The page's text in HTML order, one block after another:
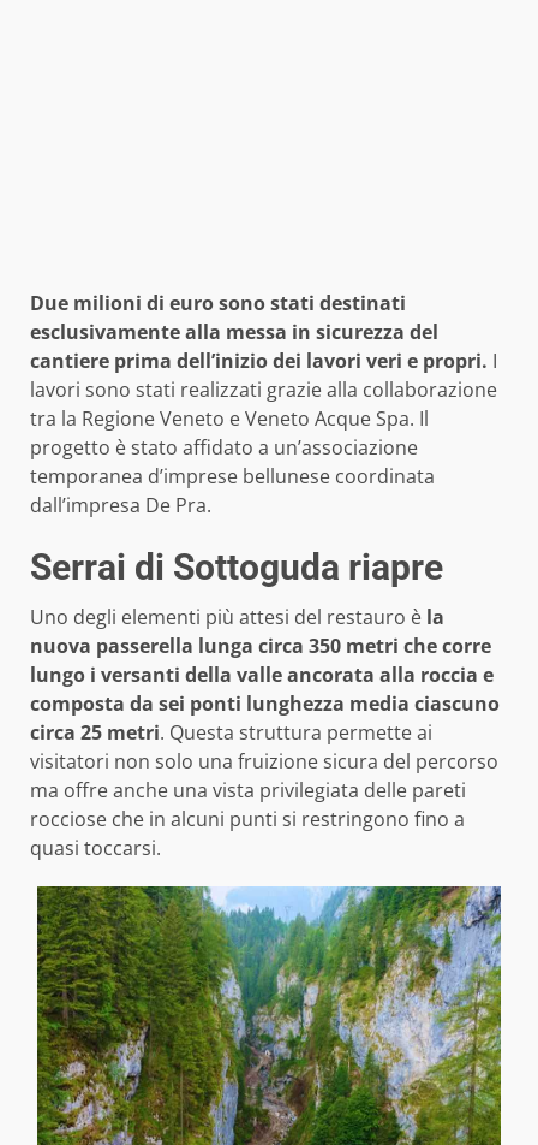
Due milioni di euro sono stati destinati
esclusivamente alla messa in sicurezza del
cantiere prima dell’inizio dei lavori veri e propri. I
lavori sono stati realizzati grazie alla collaborazione
tra la Regione Veneto e Veneto Acque Spa. Il
progetto è stato affidato a un’associazione
temporanea d’imprese bellunese coordinata
dall’impresa De Pra.
Serrai di Sottoguda riapre
Uno degli elementi più attesi del restauro è la
nuova passerella lunga circa 350 metri che corre
lungo i versanti della valle ancorata alla roccia e
composta da sei ponti lunghezza media ciascuno
circa 25 metri. Questa struttura permette ai
visitatori non solo una fruizione sicura del percorso
ma offre anche una vista privilegiata delle pareti
rocciose che in alcuni punti si restringono fino a
quasi toccarsi.